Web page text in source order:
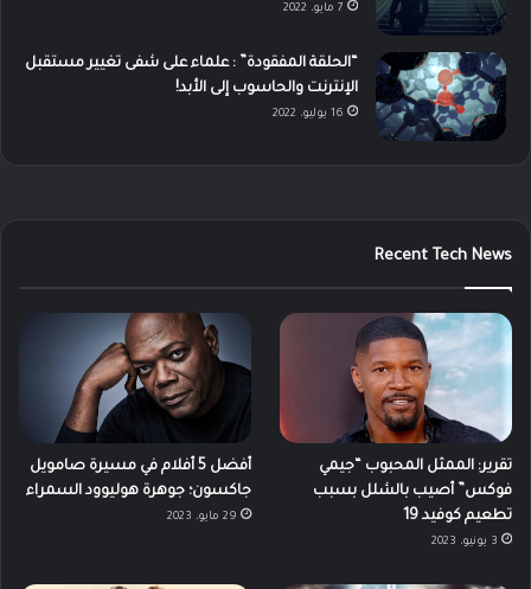
7 مايو، 2022
“الحلقة المفقودة” : علماء على شفى تغيير مستقبل
الإنترنت والحاسوب إلى الأبد!
16 يوليو، 2022
Recent Tech News
تقرير: الممثل المحبوب “جيمي
فوكس” أصيب بالشلل بسبب
تطعيم كوفيد 19
3 يونيو، 2023
أفضل 5 أفلام في مسيرة صامويل
جاكسون؛ جوهرة هوليوود السمراء
29 مايو، 2023